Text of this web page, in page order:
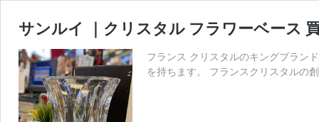
サンルイ ｜クリスタル フラワーベース
フランス クリスタルのキングブラン
を持ちます。 フランスクリスタルの